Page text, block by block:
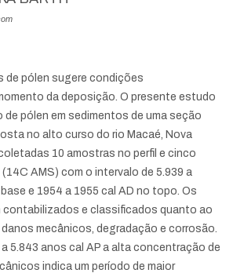
de pólen sugere condições
da deposição. O presente estudo
de pólen em sedimentos de uma seção
no alto curso do rio Macaé, Nova
10 amostras no perfil e cinco
AMS) com o intervalo de 5.939 a
e 1954 a 1955 cal AD no topo. Os
contabilizados e classificados quanto ao
mecânicos, degradação e corrosão.
5.843 anos cal AP a alta concentração de
indica um período de maior